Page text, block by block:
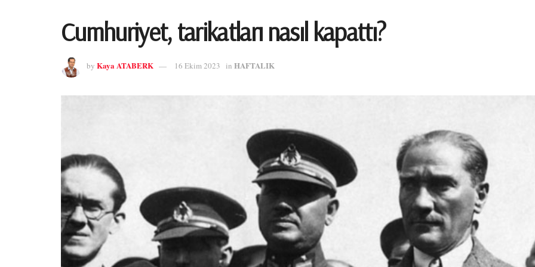
Cumhuriyet, tarikatları nasıl kapattı?
by Kaya ATABERK 16 Ekim 2023 in HAFTALIK